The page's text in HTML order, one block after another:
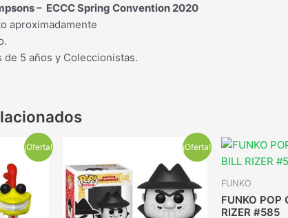
– ECCC Spring Convention 2020
aproximadamente
de 5 años y Coleccionistas.
¡Oferta! ¡Oferta!
FUNKO
FUNKO POP
RIZER #585